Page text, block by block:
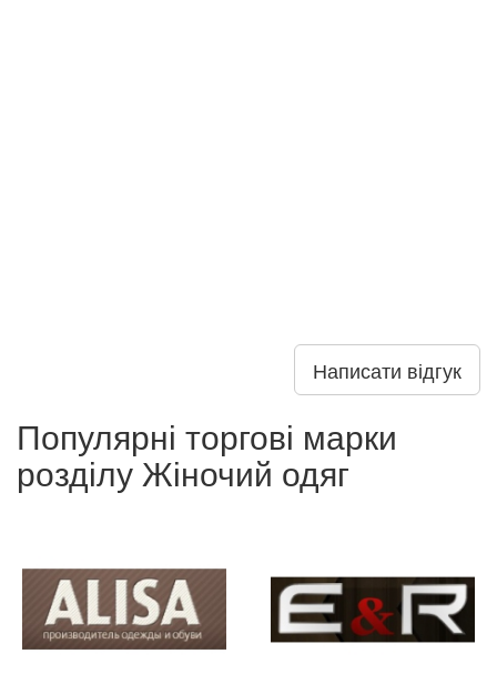
Написати відгук
Популярні торгові марки
розділу Жіночий одяг